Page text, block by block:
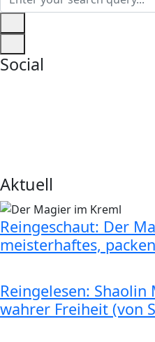
Social
Aktuell
Reingeschaut: Der
meisterhaftes,
Reingelesen: Shaolin
wahrer Freiheit (von